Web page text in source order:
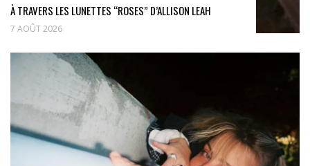
À TRAVERS LES LUNETTES “ROSES” D’ALLISON LEAH
7 AOÛT 2026